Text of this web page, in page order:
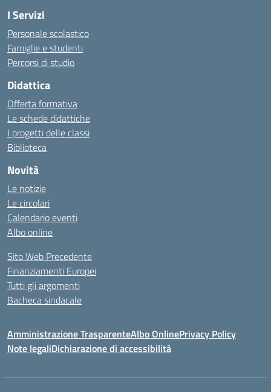
I Servizi
Personale scolastico
Famiglie e studenti
Percorsi di studio
Didattica
Offerta formativa
Le schede didattiche
I progetti delle classi
Biblioteca
Novità
Le notizie
Le circolari
Calendario eventi
Albo online
Sito Web Precedente
Finanziamenti Europei
Tutti gli argomenti
Bacheca sindacale
Amministrazione TrasparenteAlbo OnlinePrivacy Policy
Note legaliDichiarazione di accessibilità